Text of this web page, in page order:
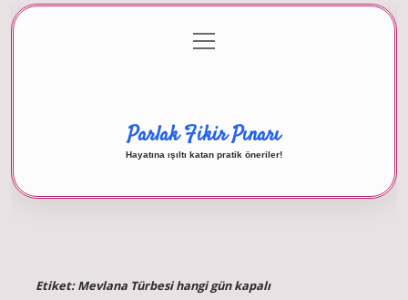
Gizlilik Politikası
menüyü
aç
Parlak Fikir Pınarı
Hayatına ışıltı katan pratik öneriler!
Etiket:Mevlana Türbesi hangi gün kapalı